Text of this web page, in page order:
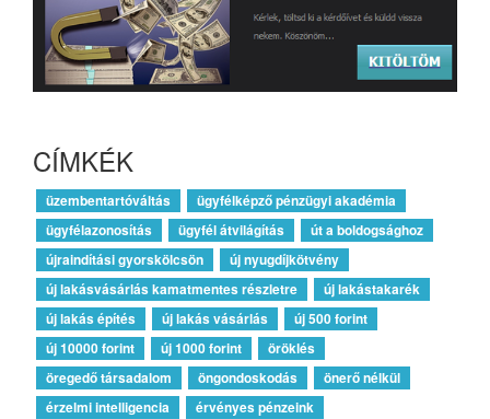
CÍMKÉK
üzembentartóváltás
ügyfélképző pénzügyi akadémia
ügyfélazonosítás
ügyfél átvilágítás
út a boldogsághoz
újraindítási gyorskölcsön
új nyugdíjkötvény
új lakásvásárlás kamatmentes részletre
új lakástakarék
új lakás építés
új lakás vásárlás
új 500 forint
új 10000 forint
új 1000 forint
öröklés
öregedő társadalom
öngondoskodás
önerő nélkül
érzelmi intelligencia
érvényes pénzeink